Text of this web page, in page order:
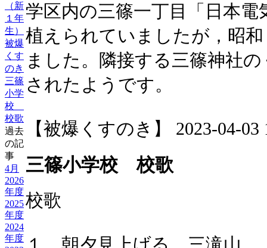
（新
１年
生）
被爆
くす
のき
三篠
小学
校
校歌
過去
の記
事
4月
2026
年度
2025
年度
2024
年度
学区内の三篠一丁目「日本
植えられていましたが，昭
ました。隣接する三篠神社
されたようです。
【被爆くすのき】 2023-04-03
三篠小学校 校歌
校歌